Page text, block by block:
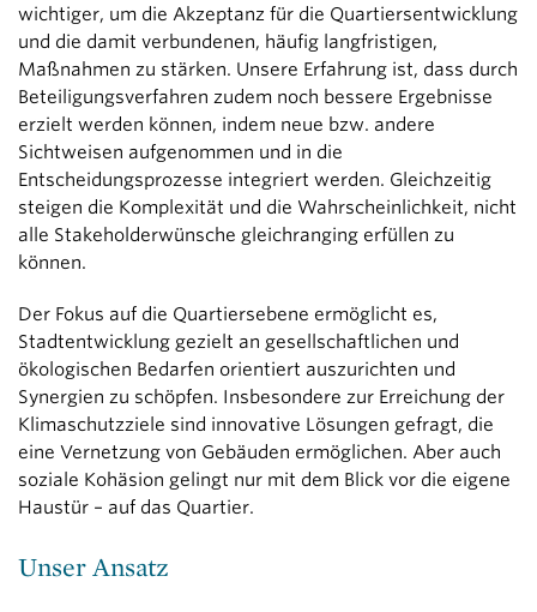
wichtiger, um die Akzeptanz für die Quartiersentwicklung
und die damit verbundenen, häufig langfristigen,
Maßnahmen zu stärken. Unsere Erfahrung ist, dass durch
Beteiligungsverfahren zudem noch bessere Ergebnisse
erzielt werden können, indem neue bzw. andere
Sichtweisen aufgenommen und in die
Entscheidungsprozesse integriert werden. Gleichzeitig
steigen die Komplexität und die Wahrscheinlichkeit, nicht
alle Stakeholderwünsche gleichranging erfüllen zu
können.
Der Fokus auf die Quartiersebene ermöglicht es,
Stadtentwicklung gezielt an gesellschaftlichen und
ökologischen Bedarfen orientiert auszurichten und
Synergien zu schöpfen. Insbesondere zur Erreichung der
Klimaschutzziele sind innovative Lösungen gefragt, die
eine Vernetzung von Gebäuden ermöglichen. Aber auch
soziale Kohäsion gelingt nur mit dem Blick vor die eigene
Haustür – auf das Quartier.
Unser Ansatz